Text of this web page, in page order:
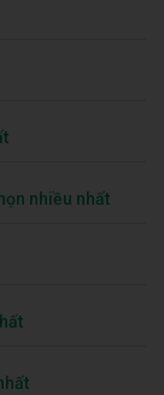
nhiều nhất